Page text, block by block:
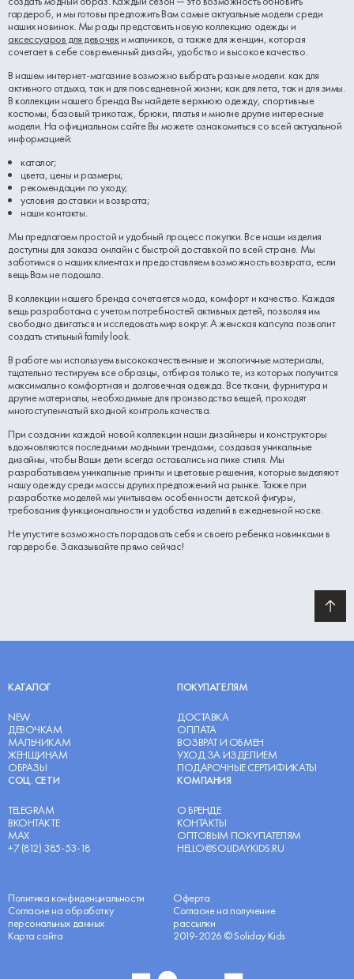
гардероб, и мы готовы предложить Вам самые актуальные модели среди
наших новинок. Мы рады представить новую коллекцию одежды и
аксессуаров для девочеки мальчиков, а также для женщин, которая
сочетает в себе современный дизайн, удобство и высокое качество.
В нашем интернет-магазине возможно выбрать разные модели: как для
активного отдыха, так и для повседневной жизни; как для лета, так и для зимы.
В коллекции нашего бренда Вы найдете верхнюю одежду, спортивные
костюмы, базовый трикотаж, брюки, платья и многие другие интересные
модели. На официальном сайте Вы можете ознакомиться со всей актуальной
информацией:
каталог;
цвета, цены и размеры;
рекомендации по уходу;
условия доставки и возврата;
наши контакты.
Мы предлагаем простой и удобный процесс покупки. Все наши изделия
доступны для заказа онлайн с быстрой доставкой по всей стране. Мы
заботимся о наших клиентах и предоставляем возможность возврата, если
вещь Вам не подошла.
В коллекции нашего бренда сочетается мода, комфорт и качество. Каждая
вещь разработана с учетом потребностей активных детей, позволяя им
свободно двигаться и исследовать мир вокруг. А женская капсула позволит
создать стильный family look.
В работе мы используем высококачественные и экологичные материалы,
тщательно тестируем все образцы, отбирая только те, из которых получится
максимально комфортная и долговечная одежда. Все ткани, фурнитура и
другие материалы, необходимые для производства вещей, проходят
многоступенчатый входной контроль качества.
При создании каждой новой коллекции наши дизайнеры и конструкторы
вдохновляются последними модными трендами, создавая уникальные
дизайны, чтобы Ваши дети всегда оставались на пике стиля. Мы
разрабатываем уникальные принты и цветовые решения, которые выделяют
нашу одежду среди массы других предложений на рынке. Также при
разработке моделей мы учитываем особенности детской фигуры,
требования функциональности и удобства изделий в ежедневной носке.
Не упустите возможность порадовать себя и своего ребенка новинками в
гардеробе. Заказывайте прямо сейчас!
+7 (812) 385-53-18 HELLO@SOLIDAYKIDS.RU
КАТАЛОГ
NEW
ДЕВОЧКАМ
МАЛЬЧИКАМ
ЖЕНЩИНАМ
ОБРАЗЫ
ПОКУПАТЕЛЯМ
ДОСТАВКА
ОПЛАТА
ВОЗВРАТ И ОБМЕН
УХОД ЗА ИЗДЕЛИЕМ
ПОДАРОЧНЫЕ СЕРТИФИКАТЫ
СОЦ. СЕТИ
TELEGRAM
ВКОНТАКТЕ
MAX
КОМПАНИЯ
О БРЕНДЕ
КОНТАКТЫ
ОПТОВЫМ ПОКУПАТЕЛЯМ
2019-2026 © Soliday Kids
Политика конфиденциальности
Оферта
Согласие на обработку
персональных данных
Согласие на получение
рассылки
Карта сайта